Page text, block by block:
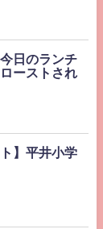
日のランチ
ーストされ
】平井小学